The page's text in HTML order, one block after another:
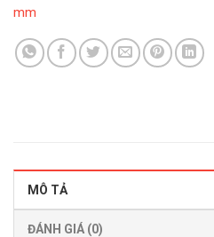
mm
MÔ TẢ
ĐÁNH GIÁ (0)